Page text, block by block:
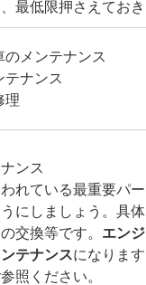
最低限押さえてお
メンテナンス
ナンス
理
ンス
れている最重要パ
にしましょう。具
交換等です。 エン
テナンスになりま
照ください。